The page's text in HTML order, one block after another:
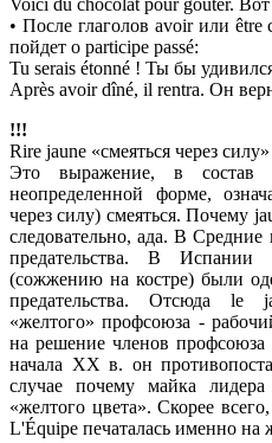
• После глаголов avoir или être
пойдет о participe passé:
Tu serais étonné ! Ты бы
Après avoir dîné, il rentra. Он
!!!
Rire jaune «смеяться через силу»
Это выражение, в состав
неопределенной форме,
через силу) смеяться. Почему
следовательно, ада. В
предательства. В Испании
(сожжению на костре) были
предательства. Отсюда le
«желтого» профсоюза -
на решение членов профсоюза
начала XX в. он
случае почему майка
«желтого цвета». Скорее
L'Équipe печаталась именно на